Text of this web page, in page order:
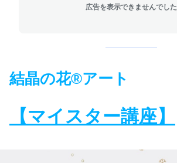
広告を表示できませんでした
結晶の花®アート
【マイスター講座】